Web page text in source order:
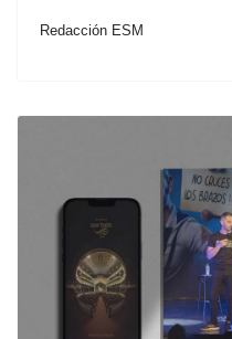
Redacción ESM